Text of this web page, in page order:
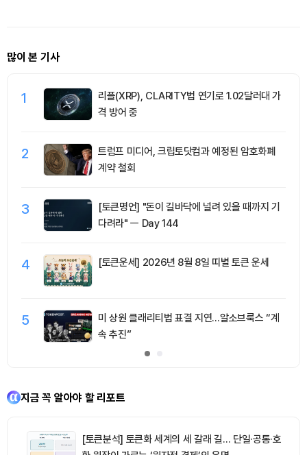
많이 본 기사
1
리플(XRP), CLARITY법 연기로 1.02달러대 가
격 방어 중
2
트럼프 미디어, 크립토닷컴과 예정된 암호화폐
계약 철회
3
[토큰명언] "돈이 길바닥에 널려 있을 때까지 기
다려라" ㅡ Day 144
4 [토큰운세] 2026년 8월 8일 띠별 토큰 운세
5
미 상원 클래리티법 표결 지연…알소브룩스 “계
속 추진”
지금 꼭 알아야 할 리포트
[토큰분석] 토큰화 세계의 세 갈래 길… 단일·공통·호